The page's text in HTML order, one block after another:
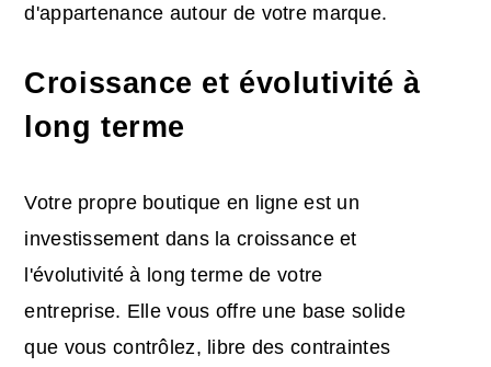
d'appartenance autour de votre marque.
Croissance et évolutivitéà
long terme
Votre propre boutique en ligne est un
investissement dans la croissance et
l'évolutivité à long terme de votre
entreprise. Elle vous offre une base solide
que vous contrôlez, libre des contraintes